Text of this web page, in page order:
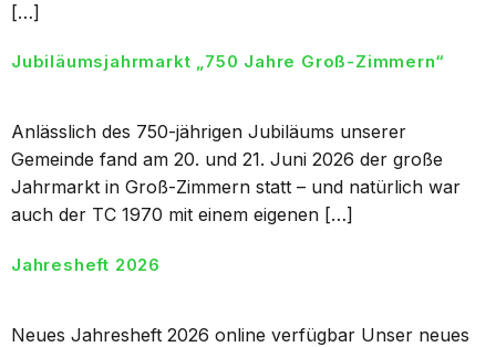
[…]
Jubiläumsjahrmarkt „750 Jahre Groß-Zimmern“
Anlässlich des 750-jährigen Jubiläums unserer
Gemeinde fand am 20. und 21. Juni 2026 der große
Jahrmarkt in Groß-Zimmern statt – und natürlich war
auch der TC 1970 mit einem eigenen […]
Jahresheft 2026
Neues Jahresheft 2026 online verfügbar Unser neues